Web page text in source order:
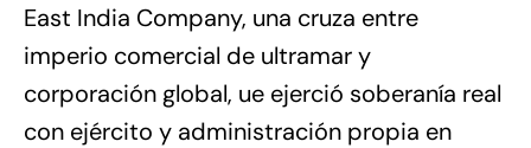
East India Company, una cruza entre
imperio comercial de ultramar y
corporación global, ue ejerció soberanía real
con ejército y administración propia en